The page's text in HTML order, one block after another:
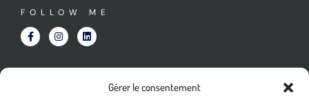
Gérer le consentement
FOLLOW ME